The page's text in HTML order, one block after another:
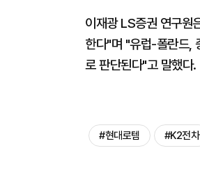
이재광 LS증권 연구원
한다"며 "유럽-폴란드,
로 판단된다"고 말했다.
#현대로템 #K2전차